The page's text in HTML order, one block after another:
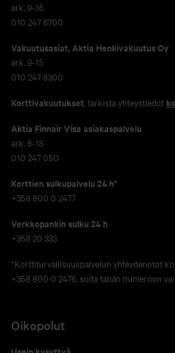
ark. 9-16
010 247 6700
Vakuutusasiat, Aktia Henkivakuutus Oy
ark. 9-15
010 247 8300
Korttivakuutukset , tarkista yhteystiedot
Aktia Finnair Visa asiakaspalvelu
ark. 8-18
010 247 050
Korttien sulkupalvelu 24 h*
+358 800 0 2477
Verkko­pankin sulku 24 h
+358 20 333
*Korttiturvallisuuspalvelun yhteydenotot
+358 800 0 2476, soita tähän numeroon
Oikopolut